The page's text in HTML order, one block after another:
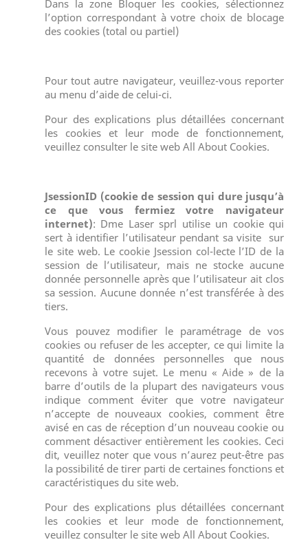
Dans la zone Bloquer les cookies, sélectionnez
l’option correspondant à votre choix de blocage
des cookies (total ou partiel)
Pour tout autre navigateur, veuillez-vous reporter
au menu d’aide de celui-ci.
Pour des explications plus détaillées concernant
les cookies et leur mode de fonctionnement,
veuillez consulter le site web All About Cookies.
JsessionID (cookie de session qui dure jusqu’à
ce que vous fermiez votre navigateur
internet): Dme Laser sprl utilise un cookie qui
sert à identifier l’utilisateur pendant sa visite sur
le site web. Le cookie Jsession col-lecte l’ID de la
session de l’utilisateur, mais ne stocke aucune
donnée personnelle après que l’utilisateur ait clos
sa session. Aucune donnée n’est transférée à des
tiers.
Vous pouvez modifier le paramétrage de vos
cookies ou refuser de les accepter, ce qui limite la
quantité de données personnelles que nous
recevons à votre sujet. Le menu « Aide » de la
barre d’outils de la plupart des navigateurs vous
indique comment éviter que votre navigateur
n’accepte de nouveaux cookies, comment être
avisé en cas de réception d’un nouveau cookie ou
comment désactiver entièrement les cookies. Ceci
dit, veuillez noter que vous n’aurez peut-être pas
la possibilité de tirer parti de certaines fonctions et
caractéristiques du site web.
Pour des explications plus détaillées concernant
les cookies et leur mode de fonctionnement,
veuillez consulter le site web All About Cookies.